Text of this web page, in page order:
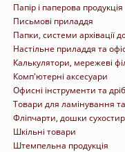
Папір і паперова продукція
Письмові приладдя
Папки, системи архівації
Настільне приладдя та
Калькулятори, мережеві
Комп'ютерні аксесуари
Офисні інструменти та
Товари для ламінування
Фліпчарти, дошки
Шкільні товари
Штемпельна продукція